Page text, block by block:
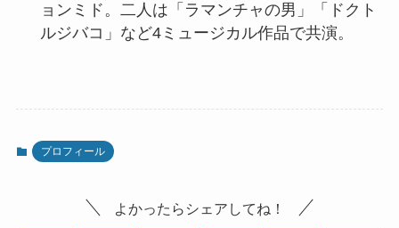
ョンミド。二人は「ラマンチャの男」「ドクト
ルジバコ」など4ミュージカル作品で共演。
プロフィール
よかったらシェアしてね！